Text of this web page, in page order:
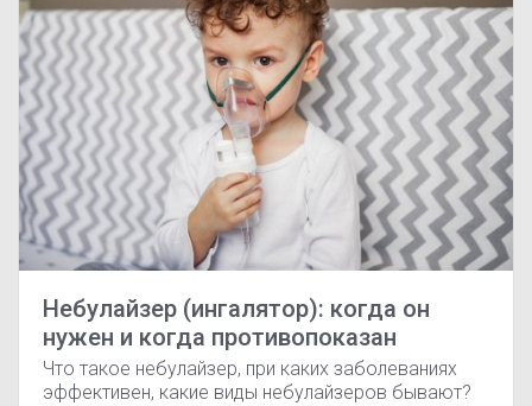
Небулайзер (ингалятор): когда он
нужен и когда противопоказан
Что такое небулайзер, при каких заболеваниях
эффективен, какие виды небулайзеров бывают?